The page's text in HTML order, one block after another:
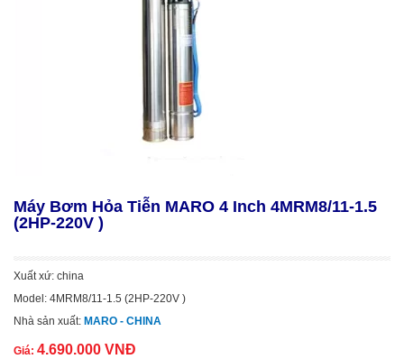
Máy Bơm Hỏa Tiễn MARO 4 Inch 4MRM8/11-1.5
(2HP-220V )
Xuất xứ: china
Model: 4MRM8/11-1.5 (2HP-220V )
Nhà sản xuất: MARO - CHINA
Giá: 4.690.000 VNĐ